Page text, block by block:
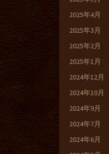
2025年4月
2025年3月
2025年2月
2025年1月
2024年12月
2024年10月
2024年9月
2024年7月
2024年6月